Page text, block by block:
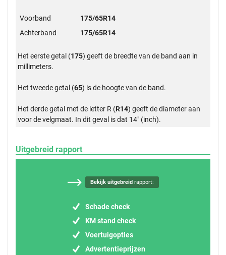
Voorband
175/65R14
Achterband
175/65R14
Het eerste getal (175) geeft de breedte van de band aan in
millimeters.
Het tweede getal (65) is de hoogte van de band.
Het derde getal met de letter R (R14) geeft de diameter aan
voor de velgmaat. In dit geval is dat 14" (inch).
Uitgebreid rapport
Bekijk uitgebreid rapport:
Schade check
KM stand check
Voertuigopties
Advertentieprijzen